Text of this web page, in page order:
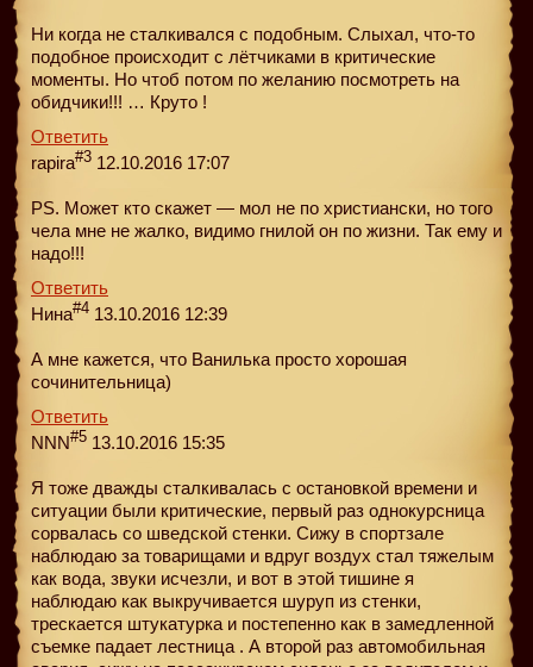
Ни когда не сталкивался с подобным. Слыхал, что-то
подобное происходит с лётчиками в критические
моменты. Но чтоб потом по желанию посмотреть на
обидчики!!! … Круто !
Ответить
rapira#3 12.10.2016 17:07
PS. Может кто скажет — мол не по христиански, но того
чела мне не жалко, видимо гнилой он по жизни. Так ему и
надо!!!
Ответить
Нина#4 13.10.2016 12:39
А мне кажется, что Ванилька просто хорошая
сочинительница)
Ответить
NNN#5 13.10.2016 15:35
Я тоже дважды сталкивалась с остановкой времени и
ситуации были критические, первый раз однокурсница
сорвалась со шведской стенки. Сижу в спортзале
наблюдаю за товарищами и вдруг воздух стал тяжелым
как вода, звуки исчезли, и вот в этой тишине я
наблюдаю как выкручивается шуруп из стенки,
трескается штукатурка и постепенно как в замедленной
съемке падает лестница . А второй раз автомобильная